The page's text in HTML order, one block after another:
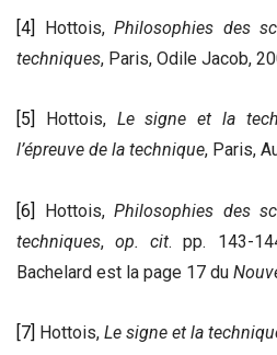
[4] Hottois, Philosophies des
techniques, Paris, Odile Jacob,
[5] Hottois, Le signe et la
l’épreuve de la technique, Paris,
[6] Hottois, Philosophies des
techniques,op. cit. pp. 143-
Bachelard est la page 17 du
[7] Hottois, Le signe et la